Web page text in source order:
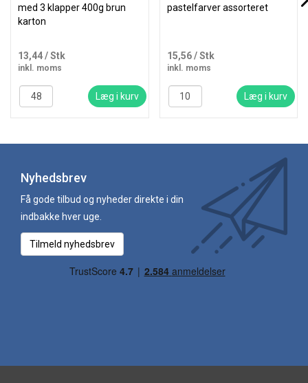
med 3 klapper 400g brun
karton
13,44/ Stk
inkl. moms
Læg i kurv
pastelfarver assorteret
15,56/ Stk
inkl. moms
Læg i kurv
Nyhedsbrev
Få gode tilbud og nyheder direkte i din
indbakke hver uge.
Tilmeld nyhedsbrev